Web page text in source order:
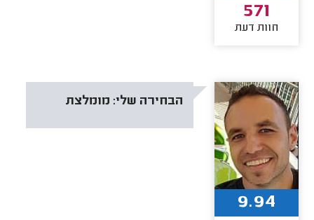
571
חוות דעת
הבחירה שלי: מומלצת
9.94